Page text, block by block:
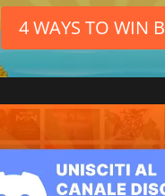
4 WAYS TO WIN